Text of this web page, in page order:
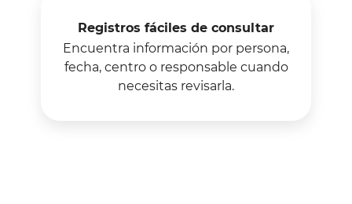
Registros fáciles de consultar
Encuentra información por persona,
fecha, centro o responsable cuando
necesitas revisarla.